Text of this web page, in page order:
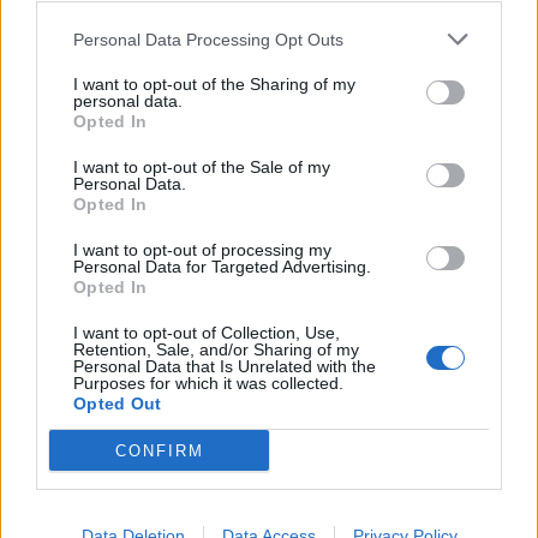
Personal Data Processing Opt Outs
I want to opt-out of the Sharing of my
personal data.
Opted In
I want to opt-out of the Sale of my
Personal Data.
Opted In
I want to opt-out of processing my
Personal Data for Targeted Advertising.
Opted In
I want to opt-out of Collection, Use,
Retention, Sale, and/or Sharing of my
Personal Data that Is Unrelated with the
Purposes for which it was collected.
Opted Out
CONFIRM
Skrzynia Władcy Piorunów –
streszczenie
Skrzynia Władcy Piorunów – plan
wydarzeń
Czy podobała ci się lektura Karolcia?
Swoją odpowiedź uzasadnij
Kategorie
opracowania
Tagi
Skrzynia Władcy Piorunów – opracowanie
Julia – charakterystyka
Tom – charakterystyka